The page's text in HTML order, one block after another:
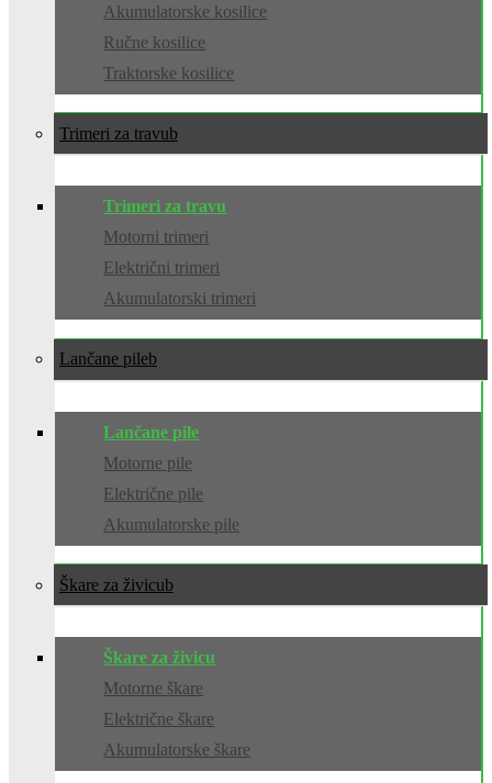
Akumulatorske kosilice
Ručne kosilice
Traktorske kosilice
Trimeri za travu
Trimeri za travu
Motorni trimeri
Električni trimeri
Akumulatorski trimeri
Lančane pile
Lančane pile
Motorne pile
Električne pile
Akumulatorske pile
Škare za živicu
Škare za živicu
Motorne škare
Električne škare
Akumulatorske škare